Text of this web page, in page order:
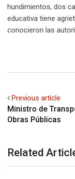
hundimientos, dos
educativa tiene
conocieron las
Previous article
Ministro de
Obras Públicas
Related